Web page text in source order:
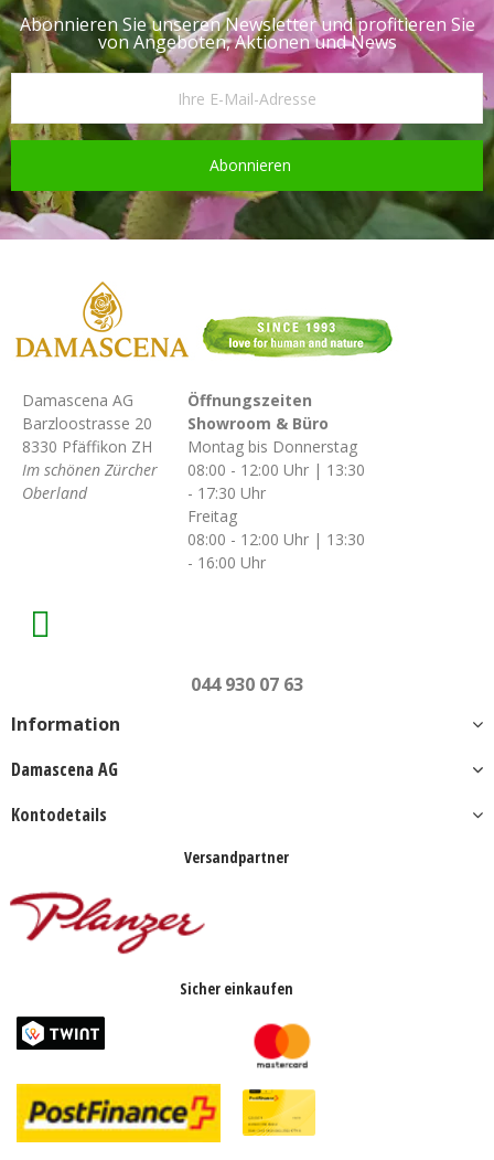
Abonnieren Sie unseren Newsletter und profitieren Sie
von Angeboten, Aktionen und News
Abonnieren
Damascena AG
Barzloostrasse 20
8330 Pfäffikon ZH
Im schönen Zürcher
Oberland
Öffnungszeiten
Showroom & Büro
Montag bis Donnerstag
08:00 - 12:00 Uhr | 13:30
- 17:30 Uhr
Freitag
08:00 - 12:00 Uhr | 13:30
- 16:00 Uhr
044 930 07 63
Information
Damascena AG
Kontodetails
Versandpartner
Sicher einkaufen